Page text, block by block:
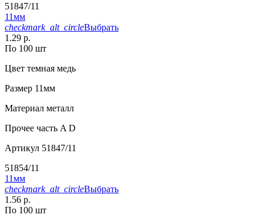
51847/11
11мм
checkmark_alt_circleВыбрать
1.29 р.
По 100 шт
Цвет темная медь
Размер 11мм
Материал металл
Прочее часть A D
Артикул 51847/11
51854/11
11мм
checkmark_alt_circleВыбрать
1.56 р.
По 100 шт